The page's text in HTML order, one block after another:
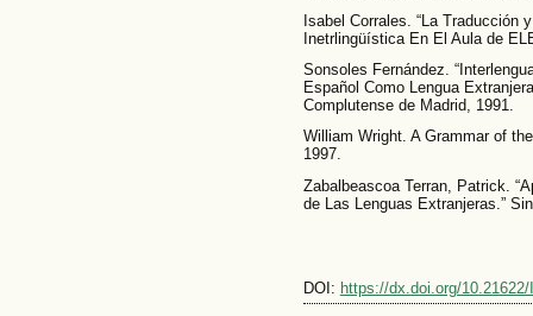
Isabel Corrales. “La Traducción
Inetrlingüística En El Aula de
Sonsoles Fernández.
Español Como Lengua
Complutense de Madrid, 1991.
William Wright. A Grammar of
1997.
Zabalbeascoa Terran, Patrick.
de Las Lenguas Extranjeras.”
DOI: https://dx.doi.org/